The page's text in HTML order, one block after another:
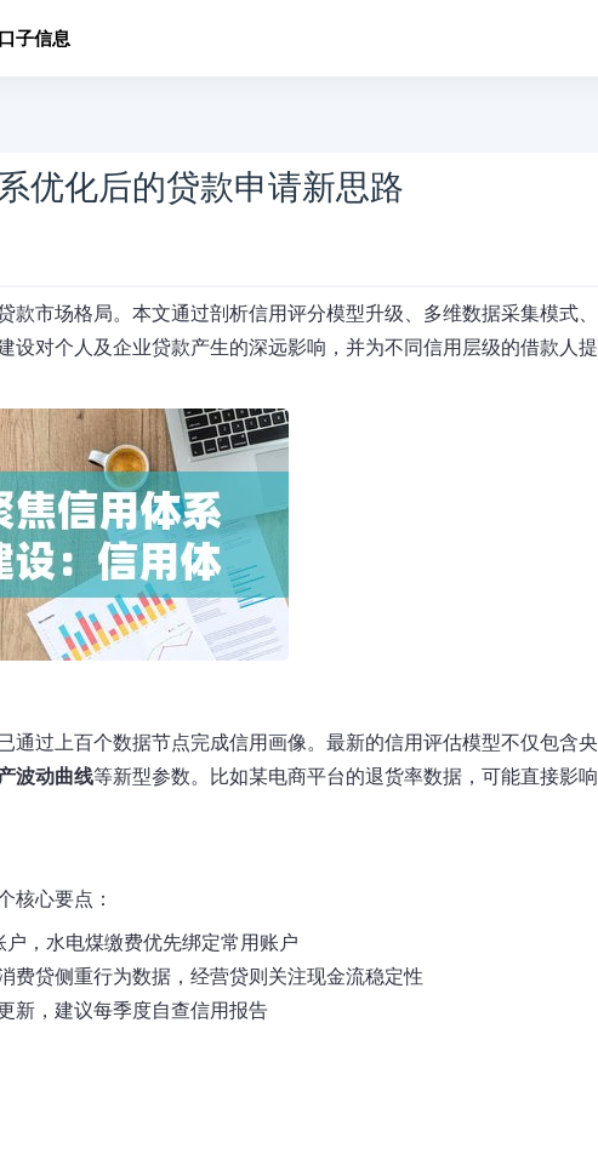
口子信息
优化后的贷款申请新思路
市场格局。本文通过剖析信用评分模型升级、多维数据采集模式、
设对个人及企业贷款产生的深远影响，并为不同信用层级的借款人提
通过上百个数据节点完成信用画像。最新的信用评估模型不仅包含央
波动曲线等新型参数。比如某电商平台的退货率数据，可能直接影响
核心要点：
户 ，水电煤缴费优先绑定常用账户
费贷侧重行为数据 ，经营贷则关注现金流稳定性
新 ，建议每季度自查信用报告